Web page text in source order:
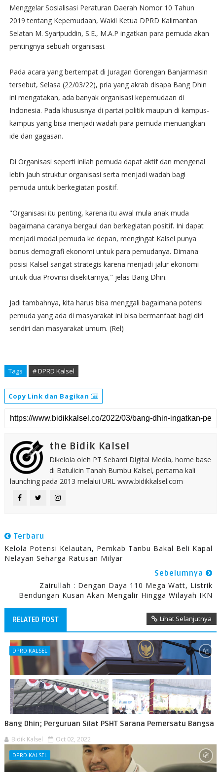
Menggelar Sosialisasi Peraturan Daerah Nomor 10 Tahun
2019 tentang Kepemudaan, Wakil Ketua DPRD Kalimantan
Selatan M. Syaripuddin, S.E., M.A.P ingatkan para pemuda akan
pentingnya sebuah organisasi.
Pada acara yang bertempat di Juragan Gorengan Banjarmasin
tersebut, Selasa (22/03/22), pria yang akrab disapa Bang Dhin
ini mengatakan, ada banyak organisasi kepemudaan di
Indonesia. Pada khususnya di partai politik maupun di kampus-
kampus yang bisa menjadi wadah para pemuda menuangkan
ide dan gagasan.
Di Organisasi seperti inilah pemuda dapat aktif dan mengenal
lebih jauh struktur organisasi serta menjadi wadah bagi
pemuda untuk berkegiatan positif.
"Organisasi itu penting, karena itu awal mula anak muda
bagaimana caranya bergaul dan berkegiatan positif. Ini dapat
menjadi modal pemuda ke depan, mengingat Kalsel punya
bonus demografi ekonomi untuk para pemudanya. Dimana
posisi Kalsel sangat strategis karena menjadi jalur ekonomi
untuk dua Provinsi disekitarnya," jelas Bang Dhin.
Jadi tambahnya, kita harus bisa menggali bagaimana potensi
pemuda yang ada di masyarakat ini bisa bermanfaat bagi diri
sendiri dan masyarakat umum. (Rel)
Tags # DPRD Kalsel
Copy Link dan Bagikan
the Bidik Kalsel
Dikelola oleh PT Sebanti Digital Media, home base
di Batulicin Tanah Bumbu Kalsel, pertama kali
launching pada 2013 melalui URL www.bidikkalsel.com
Terbaru
Kelola Potensi Kelautan, Pemkab Tanbu Bakal Beli Kapal
Nelayan Seharga Ratusan Milyar
Sebelumnya
Zairullah : Dengan Daya 110 Mega Watt, Listrik
Bendungan Kusan Akan Mengalir Hingga Wilayah IKN
RELATED POST Lihat Selanjutnya
DPRD KALSEL
Bang Dhin; Perguruan Silat PSHT Sarana Pemersatu Bangsa
Bidik Kalsel Oct 02, 2022
DPRD KALSEL